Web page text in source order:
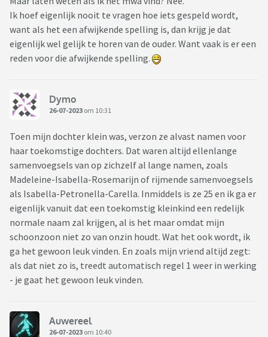
Ik hoef eigenlijk nooit te vragen hoe iets gespeld wordt,
want als het een afwijkende spelling is, dan krijg je dat
eigenlijk wel gelijk te horen van de ouder. Want vaak is er een
reden voor die afwijkende spelling.
Dymo
26-07-2023 om 10:31
Toen mijn dochter klein was, verzon ze alvast namen voor
haar toekomstige dochters. Dat waren altijd ellenlange
samenvoegsels van op zichzelf al lange namen, zoals
Madeleine-Isabella-Rosemarijn of rijmende samenvoegsels
als Isabella-Petronella-Carella. Inmiddels is ze 25 en ik ga er
eigenlijk vanuit dat een toekomstig kleinkind een redelijk
normale naam zal krijgen, al is het maar omdat mijn
schoonzoon niet zo van onzin houdt. Wat het ook wordt, ik
ga het gewoon leuk vinden. En zoals mijn vriend altijd zegt:
als dat niet zo is, treedt automatisch regel 1 weer in werking
- je gaat het gewoon leuk vinden.
Auwereel
26-07-2023 om 10:40